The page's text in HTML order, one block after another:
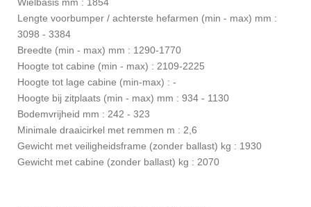
Lengte voorbumper / achterste hefarmen (min - max) mm :
3098 - 3384
Breedte (min - max) mm : 1290-1770
Hoogte tot cabine (min - max) : 2109-2225
Hoogte tot lage cabine (min-max) : -
Hoogte bij zitplaats (min - max) mm : 934 - 1130
Bodemvrijheid mm : 242 - 323
Minimale draaicirkel met remmen m : 2,6
Gewicht met veiligheidsframe (zonder ballast) kg : 1930
Gewicht met cabine (zonder ballast) kg : 2070